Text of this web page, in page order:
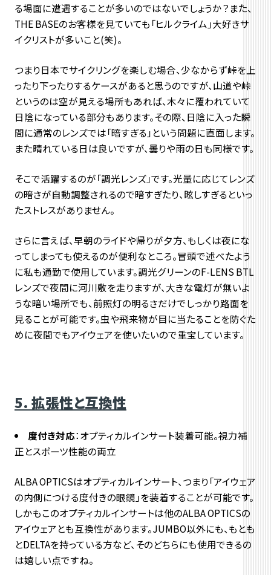
る場面に遭遇することが多いのではないでしょうか？また、
THE BASEのお客様を見ていても「ヒルクライム」大好きサ
イクリストが多いこと(笑)。
つまり日本でサイクリングを楽しむ場合、少なからず峠を上
ったり下ったりするケースがあると思うのですが、山道や峠
というのは空が見える場所もあれば、木々に覆われていて
日陰になっている部分もあります。その際、日陰に入った瞬
間に通常のレンズでは「暗すぎる」という問題に直面します。
また晴れている日は良いですが、曇りや雨の日も同様です。
そこで活躍するのが「調光レンズ」です。光量に応じてレンズ
の暗さが自動調整されるので暗すぎたり、眩しすぎるといっ
たストレスがありません。
さらに言えば、早朝のライドや帰りが夕方、もしくは夜にな
ってしまっても使えるのが便利なところ。冒頭で述べたよう
に私も通勤で使用しています。調光グリーンのF-LENS BTL
レンズで夜間に河川敷を走りますが、大きな電灯が無いよ
うな暗い場所でも、前照灯の明るさだけでしっかり路面を
見ることが可能です。虫や飛来物が目に当たることを防ぐた
めに夜間でもアイウェアを使いたいので重宝しています。
5. 拡張性と互換性
度付き対応：オプティカルインサート装着可能。視力補
正とスポーツ性能の両立
ALBA OPTICSはオプティカルインサート、つまり「アイウェア
の内側につける度付きの眼鏡」を装着することが可能です。
しかもこのオプティカルインサートは他のALBA OPTICSの
アイウェアとも互換性があります。JUMBO以外にも、もとも
とDELTAを持っている方など、そのどちらにも使用できるの
は嬉しい点ですね。